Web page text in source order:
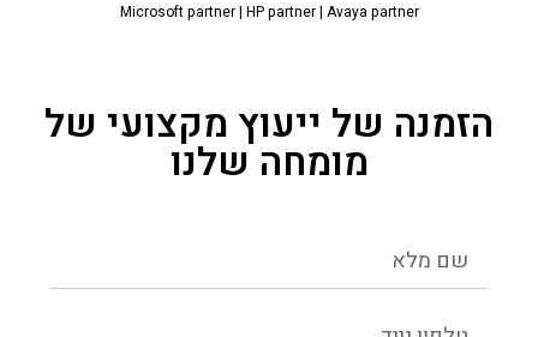
Microsoft partner| HP partner| Avaya partner
הזמנה של ייעוץ מקצועי של
מומחה שלנו